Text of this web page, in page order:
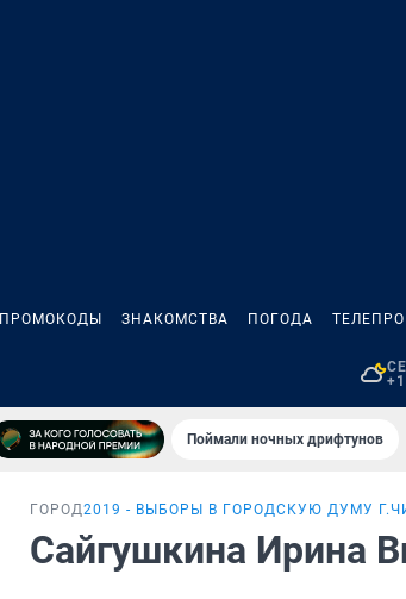
ПРОМОКОДЫ ЗНАКОМСТВА ПОГОДА
Поймали ночных дрифтунов
ГОРОД2019 - ВЫБОРЫ В ГОРОДСКУЮ ДУМУ
Сайгушкина Ирина